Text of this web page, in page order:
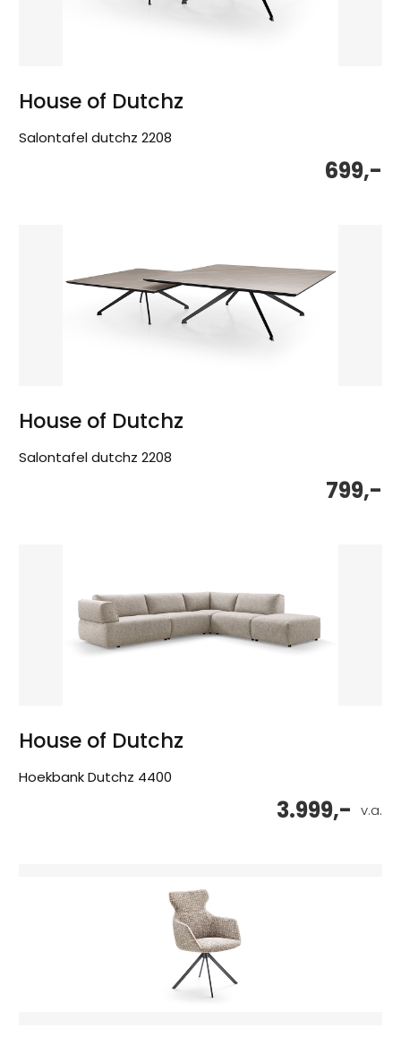
House of Dutchz
Salontafel dutchz 2208
699,-
House of Dutchz
Salontafel dutchz 2208
799,-
House of Dutchz
Hoekbank Dutchz 4400
v.a.
3.999,-